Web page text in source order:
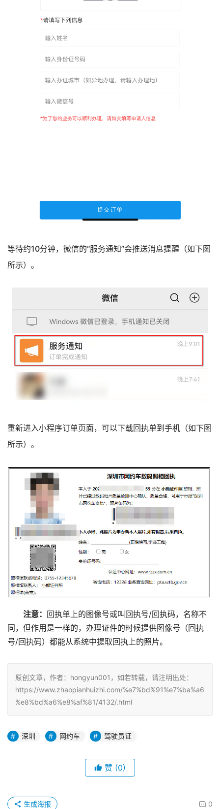
等待约10分钟，微信的“服务通知”会推送消息提醒（如下图
所示）。
重新进入小程序订单页面，可以下载回执单到手机（如下图
所示）。
注意： 回执单上的图像号或叫回执号/回执码，名称不
同，但作用是一样的，办理证件的时候提供图像号（回执
号/回执码）都能从系统中提取回执上的照片。
原创文章，作者：hongyun001，如若转载，请注明出处：
https://www.zhaopianhuizhi.com/%e7%bd%91%e7%ba%a6
%e8%bd%a6%e8%af%81/4132/.html
深圳 网约车 驾驶员证
赞 (0)
0
生成海报